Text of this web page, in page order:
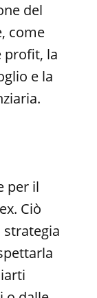
del
come
profit, la
e la
per il
Ciò
strategia